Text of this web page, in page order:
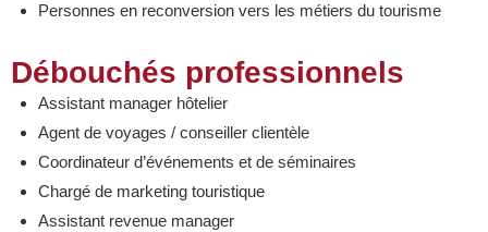
Personnes en reconversion vers les métiers du tourisme
Débouchés professionnels
Assistant manager hôtelier
Agent de voyages / conseiller clientèle
Coordinateur d’événements et de séminaires
Chargé de marketing touristique
Assistant revenue manager